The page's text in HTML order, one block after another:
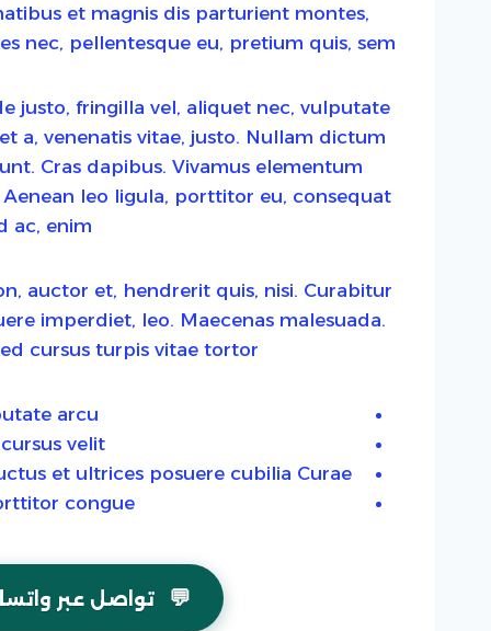
et magnis dis parturient montes,
nec, pellentesque eu, pretium quis, sem.
justo, fringilla vel, aliquet nec, vulputate
a, venenatis vitae, justo. Nullam dictum
Cras dapibus. Vivamus elementum
leo ligula, porttitor eu, consequat
ac, enim.
auctor et, hendrerit quis, nisi. Curabitur
imperdiet, leo. Maecenas malesuada.
cursus turpis vitae tortor.
arcu.
velit.
et ultrices posuere cubilia Curae;
congue
💬 تواصل عبر